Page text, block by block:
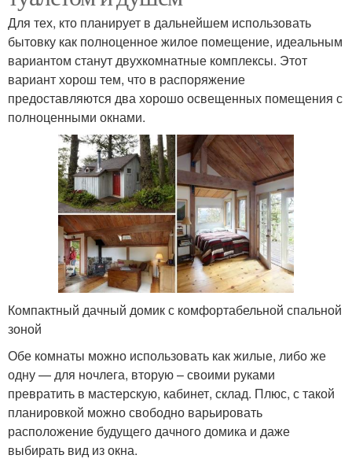
Для тех, кто планирует в дальнейшем использовать
бытовку как полноценное жилое помещение, идеальным
вариантом станут двухкомнатные комплексы. Этот
вариант хорош тем, что в распоряжение
предоставляются два хорошо освещенных помещения с
полноценными окнами.
Компактный дачный домик с комфортабельной спальной
зоной
Обе комнаты можно использовать как жилые, либо же
одну — для ночлега, вторую – своими руками
превратить в мастерскую, кабинет, склад. Плюс, с такой
планировкой можно свободно варьировать
расположение будущего дачного домика и даже
выбирать вид из окна.